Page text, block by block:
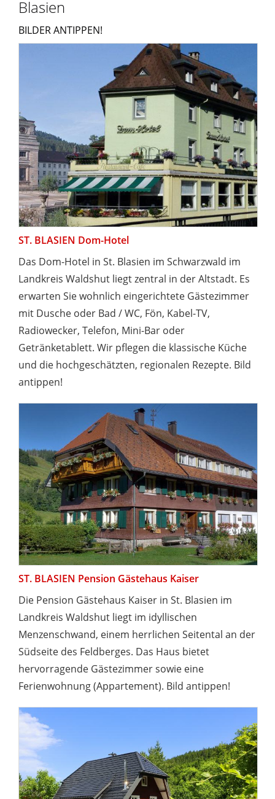
Blasien
BILDER ANTIPPEN!
ST. BLASIEN Dom-Hotel
Das Dom-Hotel in St. Blasien im Schwarzwald im
Landkreis Waldshut liegt zentral in der Altstadt. Es
erwarten Sie wohnlich eingerichtete Gästezimmer
mit Dusche oder Bad / WC, Fön, Kabel-TV,
Radiowecker, Telefon, Mini-Bar oder
Getränketablett. Wir pflegen die klassische Küche
und die hochgeschätzten, regionalen Rezepte. Bild
antippen!
ST. BLASIEN Pension Gästehaus Kaiser
Die Pension Gästehaus Kaiser in St. Blasien im
Landkreis Waldshut liegt im idyllischen
Menzenschwand, einem herrlichen Seitental an der
Südseite des Feldberges. Das Haus bietet
hervorragende Gästezimmer sowie eine
Ferienwohnung (Appartement). Bild antippen!